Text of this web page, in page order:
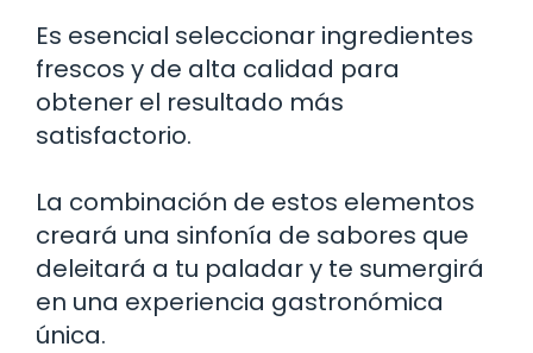
Es esencial seleccionar ingredientes
frescos y de alta calidad para
obtener el resultado más
satisfactorio.
La combinación de estos elementos
creará una sinfonía de sabores que
deleitará a tu paladar y te sumergirá
en una experiencia gastronómica
única.